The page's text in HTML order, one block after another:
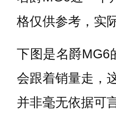
格仅供参考，实
下图是名爵MG6
会跟着销量走，
并非毫无依据可